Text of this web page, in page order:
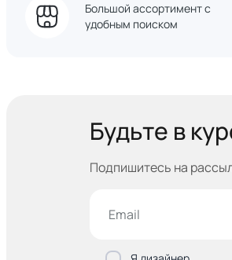
Большой ассортимент с
удобным поиском
Будьте в
Подпишитесь на